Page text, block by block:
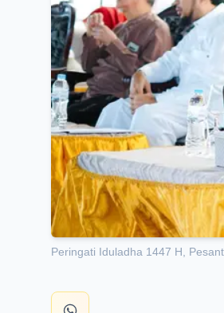
Peringati Iduladha 1447 H,